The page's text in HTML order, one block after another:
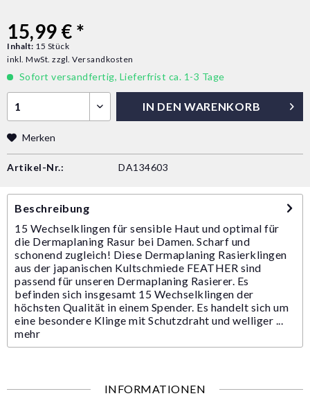
15,99 € *
Inhalt: 15 Stück
inkl. MwSt. zzgl. Versandkosten
Sofort versandfertig, Lieferfrist ca. 1-3 Tage
IN DEN WARENKORB
Merken
Artikel-Nr.: DA134603
Beschreibung
15 Wechselklingen für sensible Haut und optimal für
die Dermaplaning Rasur bei Damen. Scharf und
schonend zugleich! Diese Dermaplaning Rasierklingen
aus der japanischen Kultschmiede FEATHER sind
passend für unseren Dermaplaning Rasierer. Es
befinden sich insgesamt 15 Wechselklingen der
höchsten Qualität in einem Spender. Es handelt sich um
eine besondere Klinge mit Schutzdraht und welliger ...
mehr
INFORMATIONEN